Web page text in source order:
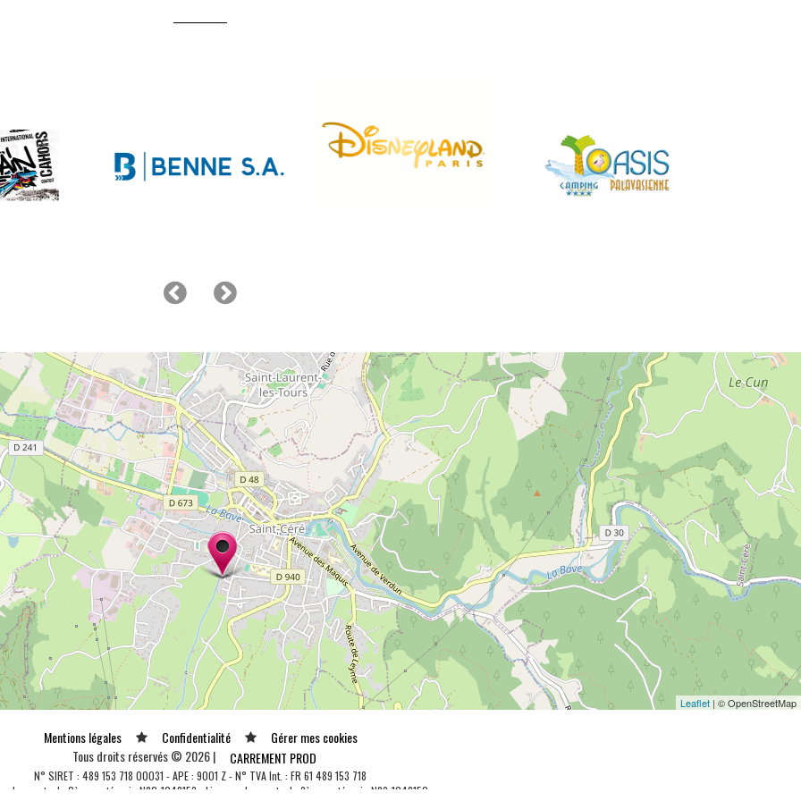
Leaflet | © OpenStreetMap
Mentions légales Confidentialité
Gérer mes cookies
Tous droits réservés © 2026 |
CARREMENT PROD
N° SIRET : 489 153 718 00031 - APE : 9001 Z - N° TVA Int. : FR 61 489 153 718
de spectacle 2ème catégorie N°2-1048153 - Licence de spectacle 3ème catégorie N°3-1048152